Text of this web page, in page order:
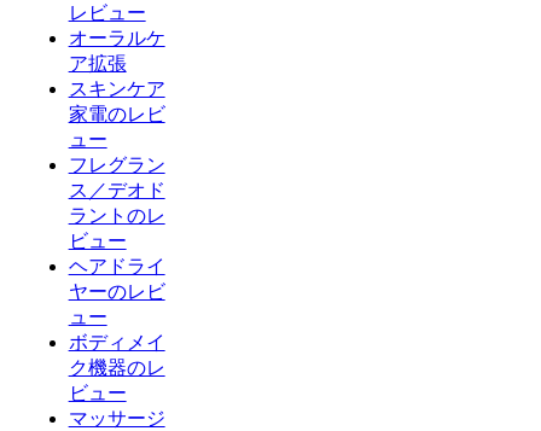
レビュー
オーラルケ
ア拡張
スキンケア
家電のレビ
ュー
フレグラン
ス／デオド
ラントのレ
ビュー
ヘアドライ
ヤーのレビ
ュー
ボディメイ
ク機器のレ
ビュー
マッサージ